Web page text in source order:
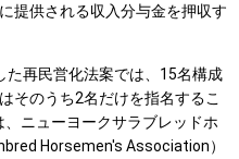
提供される収入分与金を押収す
再民営化法案では、15名構成
そのうち2名だけを指名するこ
ニューヨークサラブレッドホ
Horsemen's Association）